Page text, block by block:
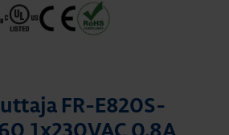
FR-E820S-